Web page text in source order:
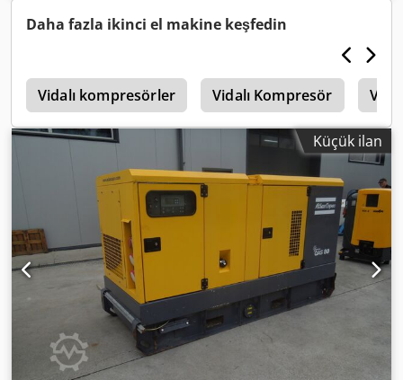
Daha fazla ikinci el makine keşfedin
Vidalı kompresörler Vidalı Kompresör
Küçük ilan